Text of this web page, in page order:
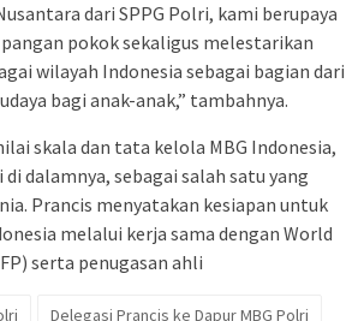
dari SPPG Polri, kami berupaya
pokok sekaligus melestarikan
wilayah Indonesia sebagai bagian dari
bagi anak-anak,” tambahnya.
skala dan tata kelola MBG Indonesia,
dalamnya, sebagai salah satu yang
Prancis menyatakan kesiapan untuk
melalui kerja sama dengan World
serta penugasan ahli
Delegasi Prancis ke Dapur MBG Polri